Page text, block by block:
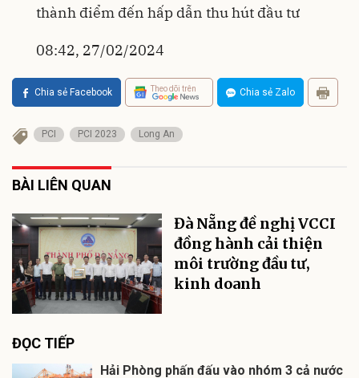
thành điểm đến hấp dẫn thu hút đầu tư
08:42, 27/02/2024
Chia sẻ Facebook Theo dõi trên Chia sẻ Zalo
PCI PCI 2023 Long An
BÀI LIÊN QUAN
Đà Nẵng đề nghị VCCI
đồng hành cải thiện
môi trường đầu tư,
kinh doanh
ĐỌC TIẾP
Hải Phòng phấn đấu vào nhóm 3 cả nước